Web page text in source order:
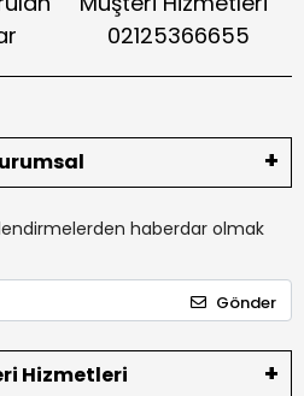
02125366655
haberdar olmak
Gönder
Hizmetleri